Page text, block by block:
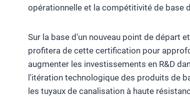
opérationnelle et la compétitivité de base
Sur la base d'un nouveau point de départ
profitera de cette certification pour
augmenter les investissements en R&D
l'itération technologique des produits de
les tuyaux de canalisation à haute